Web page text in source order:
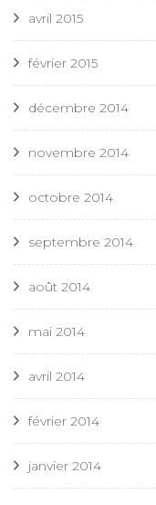
avril 2015
février 2015
décembre 2014
novembre 2014
octobre 2014
septembre 2014
août 2014
mai 2014
avril 2014
février 2014
janvier 2014